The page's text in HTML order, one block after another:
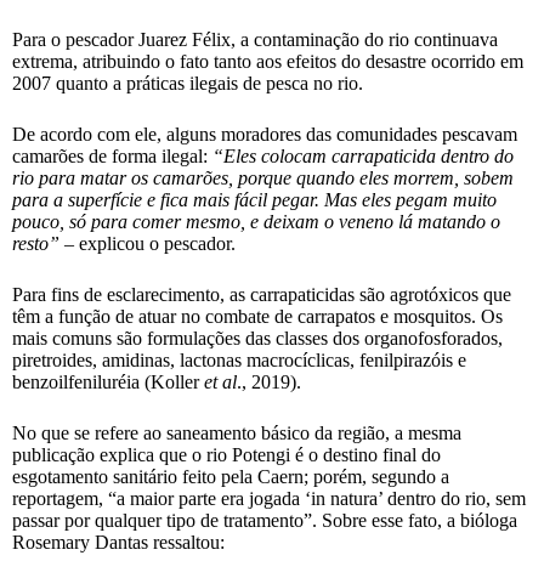
Para o pescador Juarez Félix, a contaminação do rio continuava
extrema, atribuindo o fato tanto aos efeitos do desastre ocorrido em
2007 quanto a práticas ilegais de pesca no rio.
De acordo com ele, alguns moradores das comunidades pescavam
camarões de forma ilegal: “Eles colocam carrapaticida dentro do
rio para matar os camarões, porque quando eles morrem, sobem
para a superfície e fica mais fácil pegar. Mas eles pegam muito
pouco, só para comer mesmo, e deixam o veneno lá matando o
resto” – explicou o pescador.
Para fins de esclarecimento, as carrapaticidas são agrotóxicos que
têm a função de atuar no combate de carrapatos e mosquitos. Os
mais comuns são formulações das classes dos organofosforados,
piretroides, amidinas, lactonas macrocíclicas, fenilpirazóis e
benzoilfeniluréia (Kolleret al., 2019).
No que se refere ao saneamento básico da região, a mesma
publicação explica que o rio Potengi é o destino final do
esgotamento sanitário feito pela Caern; porém, segundo a
reportagem, “a maior parte era jogada ‘in natura’ dentro do rio, sem
passar por qualquer tipo de tratamento”. Sobre esse fato, a bióloga
Rosemary Dantas ressaltou: